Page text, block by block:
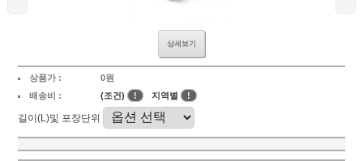
상세보기
상품가 :
0원
배송비 :
(조건) ! 지역별 !
길이(L)및 포장단위